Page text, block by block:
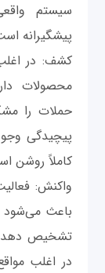
سیستم
پیشگیرانه
کشف: در
محصولات
حملات را
پیچیدگی
کاملاً روشن
واکنش:
باعث می‌شود
تشخیص دهد
در اغلب